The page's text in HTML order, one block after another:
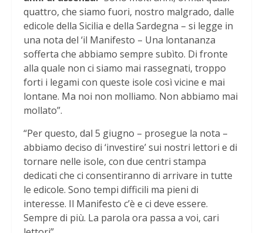
quattro, che siamo fuori, nostro malgrado, dalle
edicole della Sicilia e della Sardegna – si legge in
una nota del ‘il Manifesto – Una lontananza
sofferta che abbiamo sempre subìto. Di fronte
alla quale non ci siamo mai rassegnati, troppo
forti i legami con queste isole così vicine e mai
lontane. Ma noi non molliamo. Non abbiamo mai
mollato”.
“Per questo, dal 5 giugno – prosegue la nota –
abbiamo deciso di ‘investire’ sui nostri lettori e di
tornare nelle isole, con due centri stampa
dedicati che ci consentiranno di arrivare in tutte
le edicole. Sono tempi difficili ma pieni di
interesse. Il Manifesto c’è e ci deve essere.
Sempre di più. La parola ora passa a voi, cari